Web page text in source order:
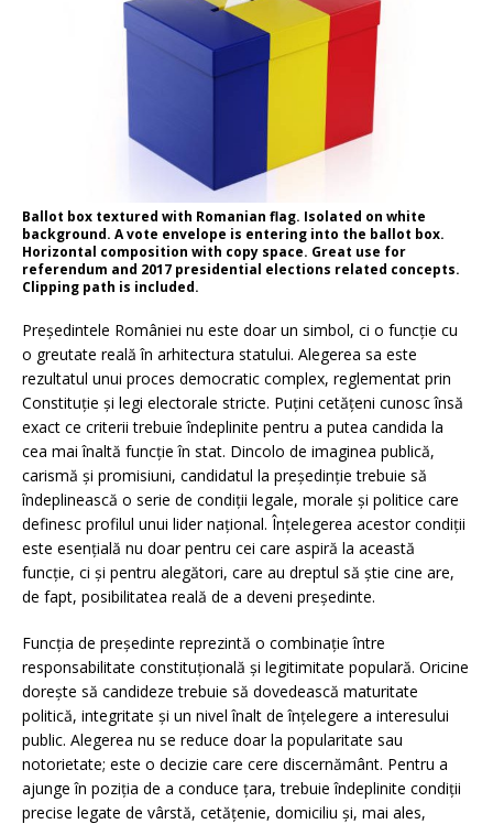
Ballot box textured with Romanian flag. Isolated on white
background. A vote envelope is entering into the ballot box.
Horizontal composition with copy space. Great use for
referendum and 2017 presidential elections related concepts.
Clipping path is included.
Președintele României nu este doar un simbol, ci o funcție cu
o greutate reală în arhitectura statului. Alegerea sa este
rezultatul unui proces democratic complex, reglementat prin
Constituție și legi electorale stricte. Puțini cetățeni cunosc însă
exact ce criterii trebuie îndeplinite pentru a putea candida la
cea mai înaltă funcție în stat. Dincolo de imaginea publică,
carismă și promisiuni, candidatul la președinție trebuie să
îndeplinească o serie de condiții legale, morale și politice care
definesc profilul unui lider național. Înțelegerea acestor condiții
este esențială nu doar pentru cei care aspiră la această
funcție, ci și pentru alegători, care au dreptul să știe cine are,
de fapt, posibilitatea reală de a deveni președinte.
Funcția de președinte reprezintă o combinație între
responsabilitate constituțională și legitimitate populară. Oricine
dorește să candideze trebuie să dovedească maturitate
politică, integritate și un nivel înalt de înțelegere a interesului
public. Alegerea nu se reduce doar la popularitate sau
notorietate; este o decizie care cere discernământ. Pentru a
ajunge în poziția de a conduce țara, trebuie îndeplinite condiții
precise legate de vârstă, cetățenie, domiciliu și, mai ales,